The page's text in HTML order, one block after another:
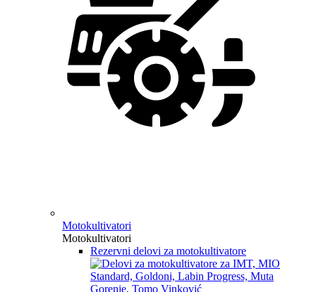
Motokultivatori
Motokultivatori
Rezervni delovi za motokultivatore